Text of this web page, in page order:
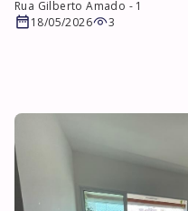
Rua Gilberto Amado - 1
18/05/2026
3